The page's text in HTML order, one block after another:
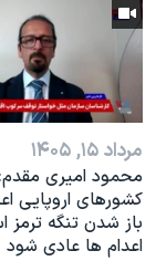
مرداد ۱۵, ۱۴۰۵
محمود امیری
کشورهای اروپایی
باز شدن تنگه ترمز
اعدام ها عادی شود